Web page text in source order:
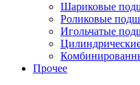
Шариковые
Роликовые
Игольчатые
Прочее